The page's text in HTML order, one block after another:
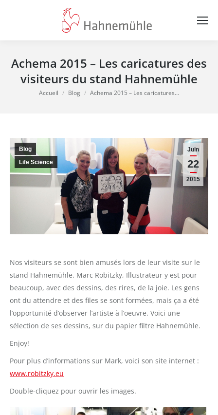
Achema 2015 – Les caricatures des
visiteurs du stand Hahnemühle
Vous êtes ici :
Accueil Blog Achema 2015 – Les caricatures…
Juin
22
2015
Blog
Life Science
Nos visiteurs se sont bien amusés lors de leur visite sur le
stand Hahnemühle. Marc Robitzky, Illustrateur y est pour
beaucoup, avec des dessins, des rires, de la joie. Les gens
ont du attendre et des files se sont formées, mais ça a été
l’opportunité d’observer l’artiste à l’oeuvre. Voici une
sélection de ses dessins, sur du papier filtre Hahnemühle.
Enjoy!
Pour plus d’informations sur Mark, voici son site internet :
www.robitzky.eu
Double-cliquez pour ouvrir les images.